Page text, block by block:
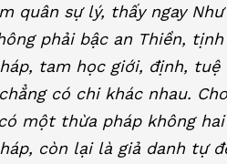
quân sự lý, thấy ngay
phải bậc an Thiền,
tam học giới, định, tuệ
có chi khác nhau.
một thừa pháp không
còn lại là giả danh tự